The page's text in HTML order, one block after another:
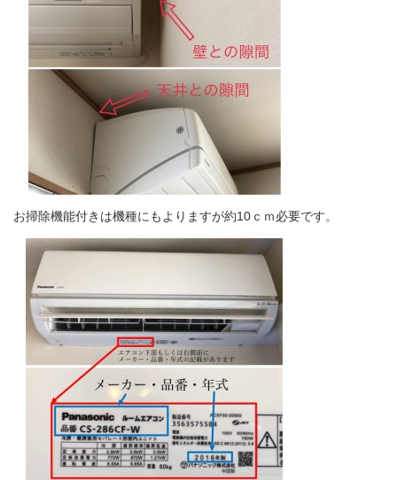
お掃除機能付きは機種にもよりますが約10ｃｍ必要です。